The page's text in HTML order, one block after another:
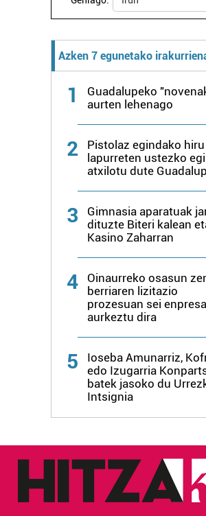
Azken 7 egunetako
1
Guadalupeko
aurten lehenago
2
Pistolaz egindako hiru
lapurreten ustezko
atxilotu dute
3
Gimnasia aparatuak
dituzte Biteri kalean
Kasino Zaharran
4
Oinaurreko osasun
berriaren lizitazio
prozesuan sei enpresa
aurkeztu dira
5
Ioseba Amunarriz,
edo Izugarria
batek jasoko du
Intsignia